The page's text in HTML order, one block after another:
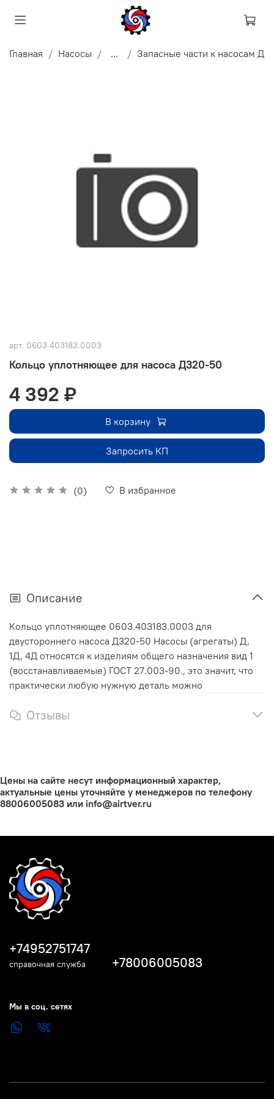
Главная Насосы ... Запасные части к насосам Д
арт. 0603.403183.0003
Кольцо уплотняющее для насоса Д320-50
(0) В избранное
4 392 ₽
В корзину
Запросить КП
Описание
Кольцо уплотняющее 0603.403183.0003 для
двустороннего насоса Д320-50 Насосы (агрегаты) Д,
1Д, 4Д относятся к изделиям общего назначения вид 1
(восстанавливаемые) ГОСТ 27.003-90., это значит, что
практически любую нужную деталь можно
Отзывы
Цены на сайте несут информационный характер,
актуальные цены уточняйте у менеджеров по телефону
88006005083 или info@airtver.ru
+74952751747
справочная служба +78006005083
Мы в соц. сетях